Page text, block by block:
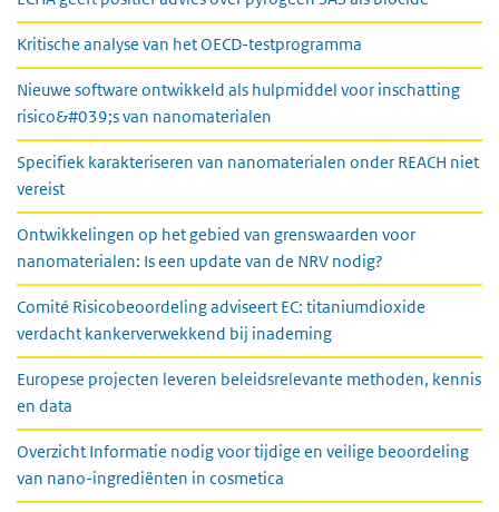
Kritische analyse van het OECD-testprogramma
Nieuwe software ontwikkeld als hulpmiddel voor inschatting
risico&#039;s van nanomaterialen
Specifiek karakteriseren van nanomaterialen onder REACH niet
vereist
Ontwikkelingen op het gebied van grenswaarden voor
nanomaterialen: Is een update van de NRV nodig?
Comité Risicobeoordeling adviseert EC: titaniumdioxide
verdacht kankerverwekkend bij inademing
Europese projecten leveren beleidsrelevante methoden, kennis
en data
Overzicht Informatie nodig voor tijdige en veilige beoordeling
van nano-ingrediënten in cosmetica